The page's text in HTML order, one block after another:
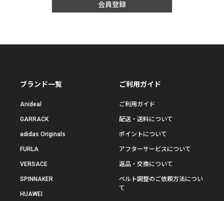
会員登録
ブランド一覧
Anideal
GARRACK
adidas Originals
FURLA
VERSACE
SPINNAKER
HUAWEI
ご利用ガイド
ご利用ガイド
配送・送料について
ポイントについて
アフターサービスについて
返品・交換について
ベルト調整のご依頼方法につい
て